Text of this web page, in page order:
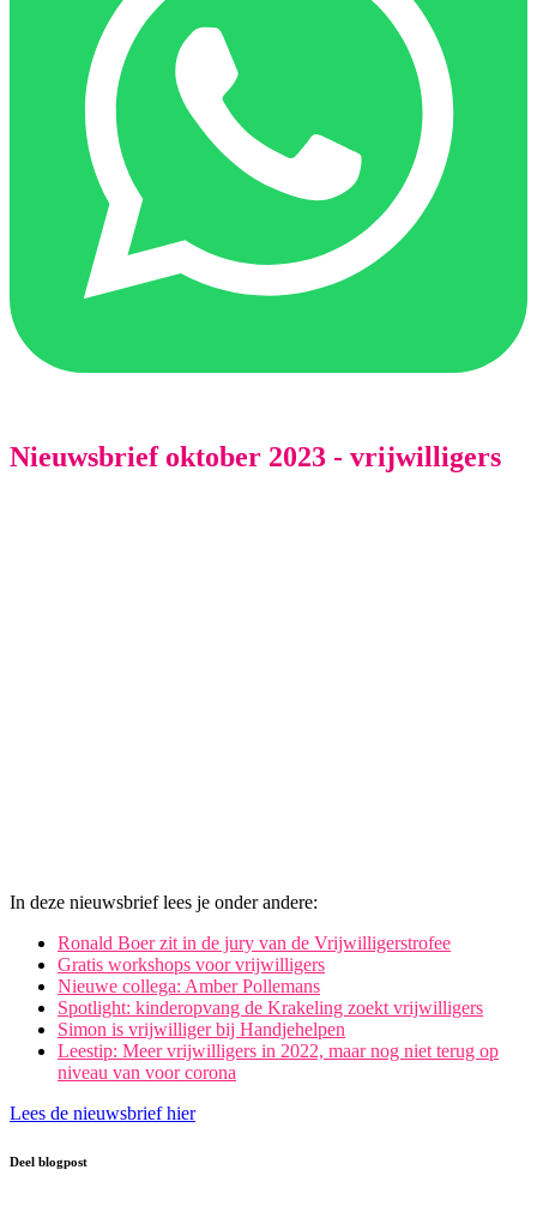
Nieuwsbrief oktober 2023 - vrijwilligers
In deze nieuwsbrief lees je onder andere:
Ronald Boer zit in de jury van de Vrijwilligerstrofee
Gratis workshops voor vrijwilligers
Nieuwe collega: Amber Pollemans
Spotlight: kinderopvang de Krakeling zoekt vrijwilligers
Simon is vrijwilliger bij Handjehelpen
Leestip: Meer vrijwilligers in 2022, maar nog niet terug op
niveau van voor corona
Lees de nieuwsbrief hier
Deel blogpost